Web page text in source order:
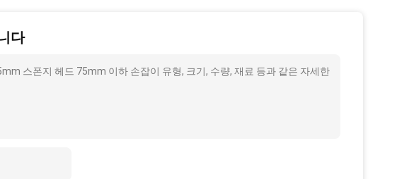
다
스폰지 헤드 75mm 이하 손잡이 유형, 크기, 수량, 재료 등과 같은 자세한